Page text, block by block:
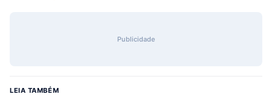
Publicidade
LEIA TAMBÉM